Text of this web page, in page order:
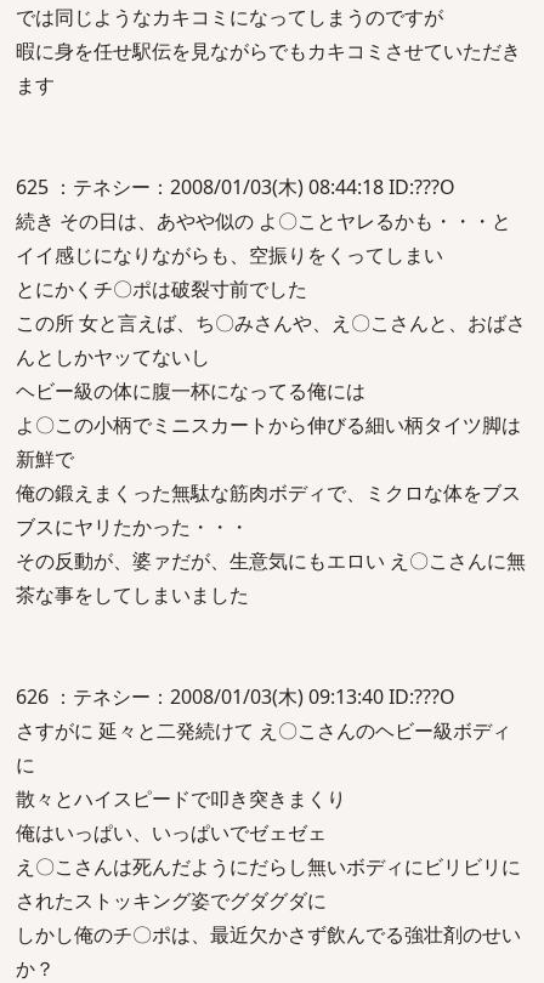
では同じようなカキコミになってしまうのですが
暇に身を任せ駅伝を見ながらでもカキコミさせていただき
ます
625 ：テネシー：2008/01/03(木) 08:44:18 ID:???O
続き その日は、あやや似の よ〇ことヤレるかも・・・と
イイ感じになりながらも、空振りをくってしまい
とにかくチ〇ポは破裂寸前でした
この所 女と言えば、ち〇みさんや、え〇こさんと、おばさ
んとしかヤッてないし
ヘビー級の体に腹一杯になってる俺には
よ〇この小柄でミニスカートから伸びる細い柄タイツ脚は
新鮮で
俺の鍛えまくった無駄な筋肉ボディで、ミクロな体をブス
ブスにヤリたかった・・・
その反動が、婆ァだが、生意気にもエロい え〇こさんに無
茶な事をしてしまいました
626 ：テネシー：2008/01/03(木) 09:13:40 ID:???O
さすがに 延々と二発続けて え〇こさんのヘビー級ボディ
に
散々とハイスピードで叩き突きまくり
俺はいっぱい、いっぱいでゼェゼェ
え〇こさんは死んだようにだらし無いボディにビリビリに
されたストッキング姿でグダグダに
しかし俺のチ〇ポは、最近欠かさず飲んでる強壮剤のせい
か？